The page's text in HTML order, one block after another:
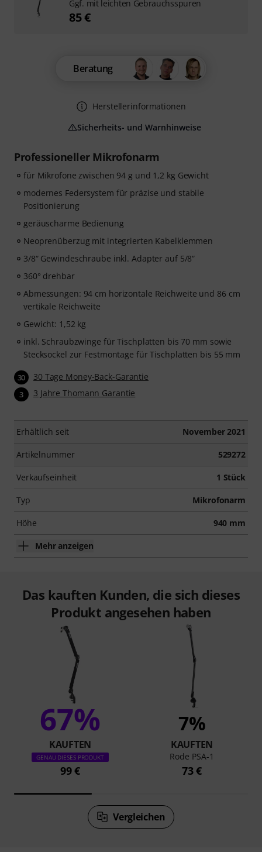
Professioneller Mikrofonarm
für Mikrofone zwischen 94 g und 1,2 kg Gewicht
modernes Federsystem für präzise und stabile
Positionierung
geräuscharme Bedienung
Neoprenüberzug mit integrierten Kabelklemmen
3/8“ Gewindeschraube inkl. Adapter auf 5/8“
360° drehbar
Abmessungen: 94 cm horizontale Reichweite und 86 cm
vertikale Reichweite
Gewicht: 1,52 kg
inkl. Schraubzwinge für Tischplatten bis 70 mm sowie
Stecksockel zur Festmontage für Tischplatten bis 55 mm
30 30 Tage Money-Back-Garantie
3 3 Jahre Thomann Garantie
Erhältlich seit November 2021
Artikelnummer 529272
Verkaufseinheit 1 Stück
Typ Mikrofonarm
Höhe 940 mm
Mehr anzeigen
Beratung
Herstellerinformationen
Sicherheits- und Warnhinweise
Ggf. mit leichten Gebrauchsspuren
85 €
Das kauften Kunden, die sich dieses
Produkt angesehen haben
67%
KAUFTEN
GENAU DIESES PRODUKT
99 €
7%
KAUFTEN
Rode PSA-1
73 €
Vergleichen